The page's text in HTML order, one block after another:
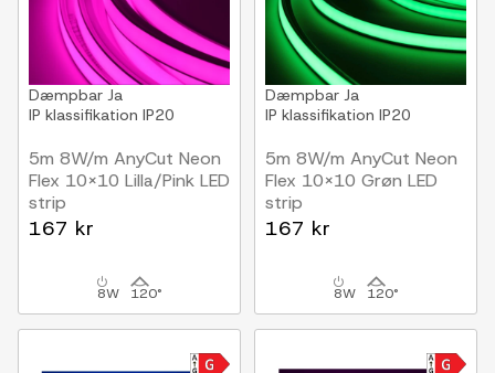
Dæmpbar Ja
IP klassifikation IP20
5m 8W/m AnyCut Neon
Flex 10x10 Lilla/Pink LED
strip
12V DC, Lilla/Pink, Ingen
167 kr
8W 120°
Dæmpbar Ja
IP klassifikation IP20
5m 8W/m AnyCut Neon
Flex 10x10 Grøn LED
strip
12V DC, Ingen
167 kr
8W 120°